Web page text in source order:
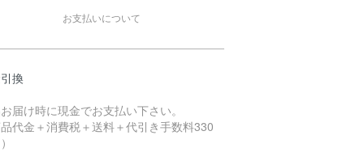
お支払いについて
換
届け時に現金でお支払い下さい。
品代金＋消費税＋送料＋代引き手数料330